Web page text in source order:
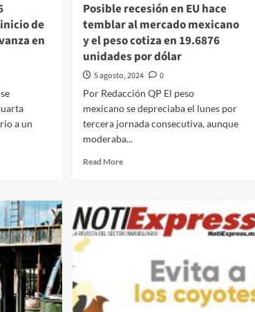
de
en
a un
Posible recesión en EU hace
temblar al mercado mexicano
y el peso cotiza en 19.6876
unidades por dólar
5 agosto, 2024
0
Por Redacción QP El peso
mexicano se depreciaba el lunes por
tercera jornada consecutiva, aunque
moderaba...
Read MoreRead
recesión
en
EU
mercado
mexicano